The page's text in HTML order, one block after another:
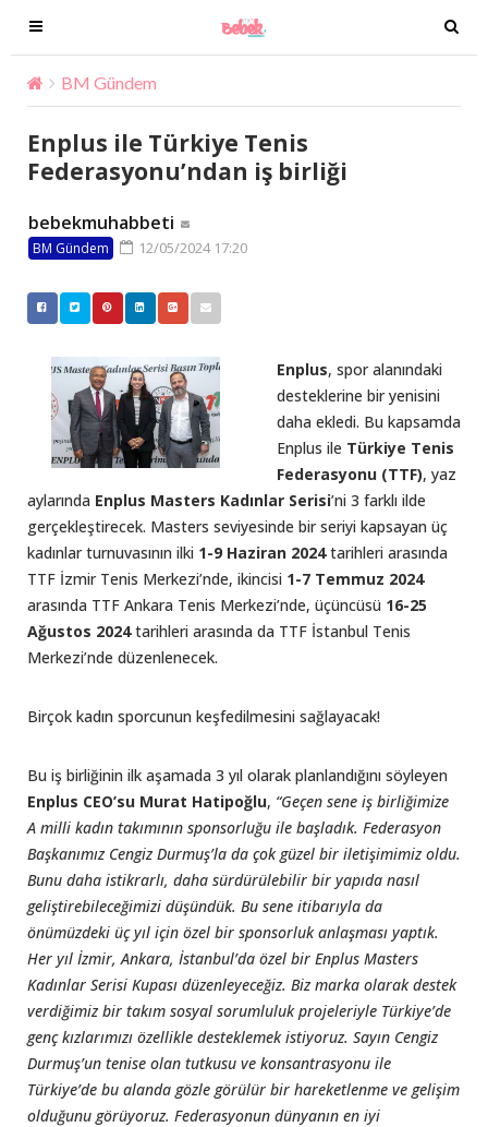
T
o
g
g
l
e
n
v
i
g
T
o
g
n
BM Gündem
Enplus ile Türkiye Tenis
Federasyonu’ndan iş birliği
bebekmuhabbeti
BM Gündem 12/05/2024 17:20
Enplus, spor alanındaki
desteklerine bir yenisini
daha ekledi. Bu kapsamda
Enplus ile Türkiye Tenis
Federasyonu (TTF), yaz
aylarında Enplus Masters Kadınlar Serisi’ni 3 farklı ilde
gerçekleştirecek. Masters seviyesinde bir seriyi kapsayan üç
kadınlar turnuvasının ilki 1-9 Haziran 2024tarihleri arasında
TTF İzmir Tenis Merkezi’nde, ikincisi 1-7 Temmuz 2024
arasında TTF Ankara Tenis Merkezi’nde, üçüncüsü 16-25
Ağustos 2024tarihleri arasında da TTF İstanbul Tenis
Merkezi’nde düzenlenecek.
Birçok kadın sporcunun keşfedilmesini sağlayacak!
Bu iş birliğinin ilk aşamada 3 yıl olarak planlandığını söyleyen
Enplus CEO’su Murat Hatipoğlu, “Geçen sene iş birliğimize
A milli kadın takımının sponsorluğu ile başladık. Federasyon
Başkanımız Cengiz Durmuş’la da çok güzel bir iletişimimiz oldu.
Bunu daha istikrarlı, daha sürdürülebilir bir yapıda nasıl
geliştirebileceğimizi düşündük. Bu sene itibarıyla da
önümüzdeki üç yıl için özel bir sponsorluk anlaşması yaptık.
Her yıl İzmir, Ankara, İstanbul’da özel bir Enplus Masters
Kadınlar Serisi Kupası düzenleyeceğiz. Biz marka olarak destek
verdiğimiz bir takım sosyal sorumluluk projeleriyle Türkiye’de
genç kızlarımızı özellikle desteklemek istiyoruz. Sayın Cengiz
Durmuş’un tenise olan tutkusu ve konsantrasyonu ile
Türkiye’de bu alanda gözle görülür bir hareketlenme ve gelişim
olduğunu görüyoruz. Federasyonun dünyanın en iyi